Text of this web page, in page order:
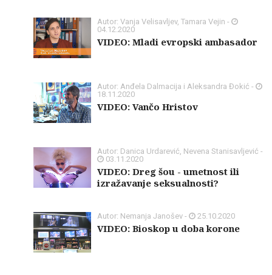
Autor: Vanja Velisavljev, Tamara Vejin -
04.12.2020
VIDEO: Mladi evropski ambasador
Autor: Anđela Dalmacija i Aleksandra Đokić -
18.11.2020
VIDEO: Vančo Hristov
Autor: Danica Urdarević, Nevena Stanisavljević -
03.11.2020
VIDEO: Dreg šou - umetnost ili
izražavanje seksualnosti?
Autor: Nemanja Janošev - 25.10.2020
VIDEO: Bioskop u doba korone